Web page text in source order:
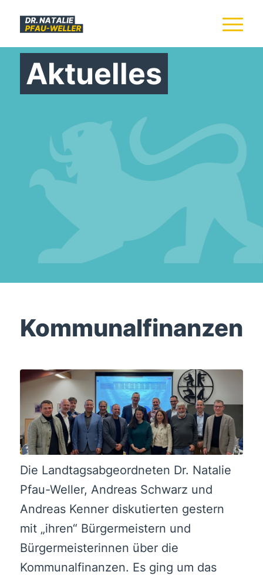
Aktuelles
Kommunalfinanzen
Die Landtagsabgeordneten Dr. Natalie
Pfau-Weller, Andreas Schwarz und
Andreas Kenner diskutierten gestern
mit „ihren“ Bürgermeistern und
Bürgermeisterinnen über die
Kommunalfinanzen. Es ging um das